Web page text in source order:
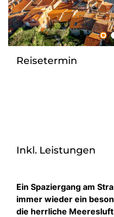
Reisetermin
Inkl. Leistungen
Ein Spaziergang am
immer wieder ein
die herrliche